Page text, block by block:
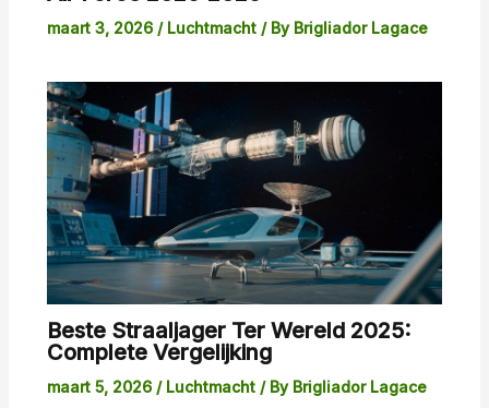
maart 3, 2026 / Luchtmacht/ By Brigliador Lagace
Beste Straaljager Ter Wereld 2025:
Complete Vergelijking
maart 5, 2026 / Luchtmacht/ By Brigliador Lagace